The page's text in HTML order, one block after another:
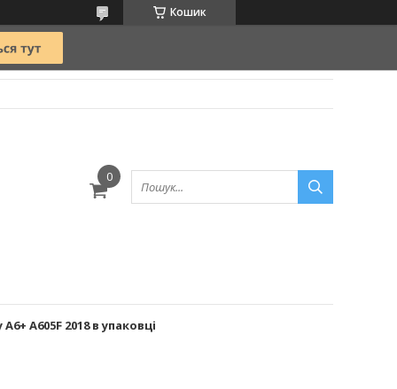
Кошик
A605F 2018 в упаковці